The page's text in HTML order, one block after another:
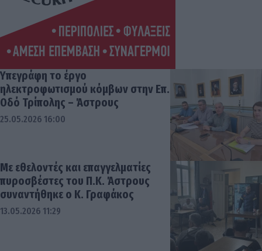
Υπεγράφη το έργο
ηλεκτροφωτισμού κόμβων στην Επ.
Οδό Τρίπολης – Άστρους
25.05.2026 16:00
Με εθελοντές και επαγγελματίες
πυροσβέστες του Π.Κ. Άστρους
συναντήθηκε ο Κ. Γραφάκος
13.05.2026 11:29